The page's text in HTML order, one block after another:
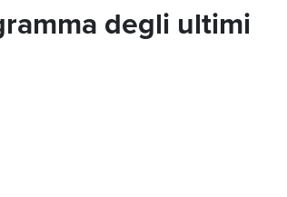
degli ultimi